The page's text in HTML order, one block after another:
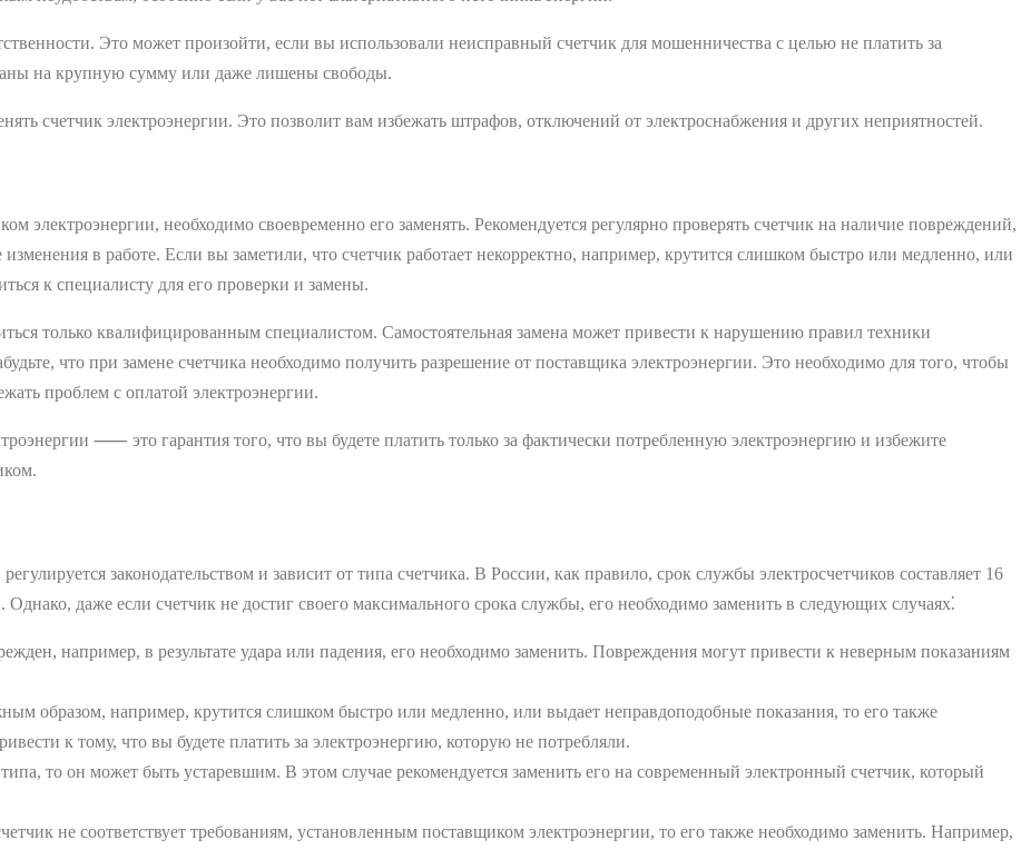
Это может произойти, если вы использовали неисправный счетчик для мошенничества с целью не платить за
на крупную сумму или даже лишены свободы.
счетчик электроэнергии. Это позволит вам избежать штрафов, отключений от электроснабжения и других неприятностей.
электроэнергии, необходимо своевременно его заменять. Рекомендуется регулярно проверять счетчик на наличие повреждений,
в работе. Если вы заметили, что счетчик работает некорректно, например, крутится слишком быстро или медленно, или
к специалисту для его проверки и замены.
только квалифицированным специалистом. Самостоятельная замена может привести к нарушению правил техники
что при замене счетчика необходимо получить разрешение от поставщика электроэнергии. Это необходимо для того, чтобы
проблем с оплатой электроэнергии.
⸺ это гарантия того, что вы будете платить только за фактически потребленную электроэнергию и избежите
законодательством и зависит от типа счетчика. В России, как правило, срок службы электросчетчиков составляет 16
даже если счетчик не достиг своего максимального срока службы, его необходимо заменить в следующих случаях⁚
например, в результате удара или падения, его необходимо заменить. Повреждения могут привести к неверным показаниям
образом, например, крутится слишком быстро или медленно, или выдает неправдоподобные показания, то его также
к тому, что вы будете платить за электроэнергию, которую не потребляли.
то он может быть устаревшим. В этом случае рекомендуется заменить его на современный электронный счетчик, который
не соответствует требованиям, установленным поставщиком электроэнергии, то его также необходимо заменить. Например,